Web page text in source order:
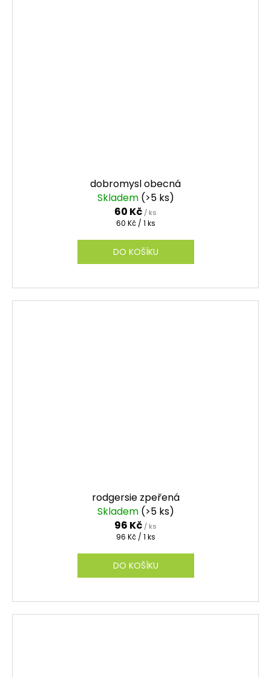
dobromysl obecná
Skladem (>5 ks)
60 Kč / ks
Měrná
60 Kč / 1 ks
DO KOŠÍKU
rodgersie zpeřená
Skladem (>5 ks)
96 Kč / ks
Měrná
96 Kč / 1 ks
DO KOŠÍKU